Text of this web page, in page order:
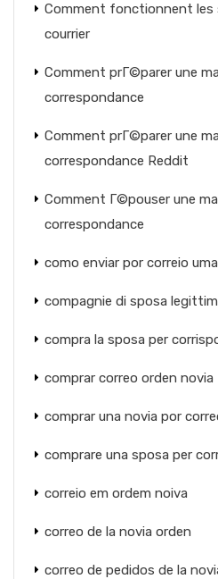
Comment fonctionnent les
courrier
Comment prГ©parer une
correspondance
Comment prГ©parer une
correspondance Reddit
Comment Г©pouser une
correspondance
como enviar por correio
compagnie di sposa
compra la sposa per
comprar correo orden novia
comprar una novia por
comprare una sposa per
correio em ordem noiva
correo de la novia orden
correo de pedidos de la